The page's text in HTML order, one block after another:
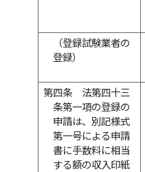
（登録試験業者の
登録）
第四条
法第四十三
条第一項の登録の
申請は、別記様式
第一号による申請
書に手数料に相当
する額の収入印紙